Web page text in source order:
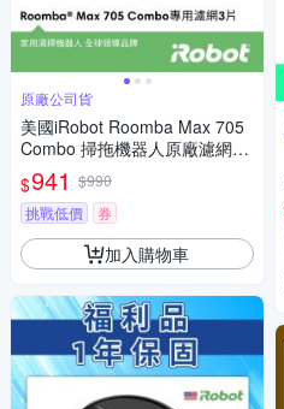
原廠公司貨
美國iRobot Roomba Max 705
Combo 掃拖機器人原廠濾網3
片
$941 $990
挑戰低價
券
加入購物車